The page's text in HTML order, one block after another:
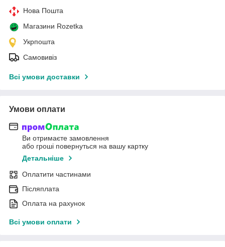
Нова Пошта
Магазини Rozetka
Укрпошта
Самовивіз
Всі умови доставки
Умови оплати
Ви отримаєте замовлення
або гроші повернуться на вашу картку
Детальніше
Оплатити частинами
Післяплата
Оплата на рахунок
Всі умови оплати